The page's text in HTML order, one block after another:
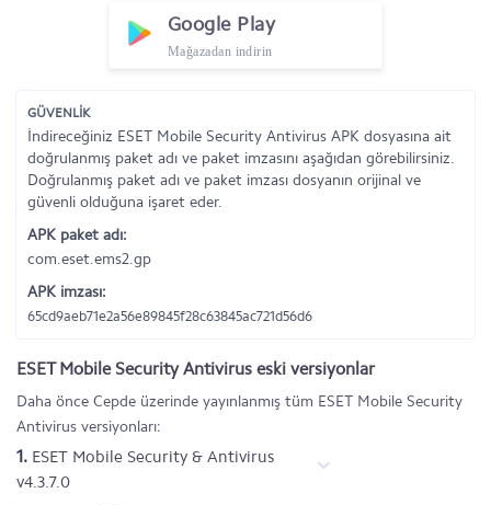
Google Play
Mağazadan indirin
GÜVENLİK
İndireceğiniz ESET Mobile Security Antivirus APK dosyasına ait
doğrulanmış paket adı ve paket imzasını aşağıdan görebilirsiniz.
Doğrulanmış paket adı ve paket imzası dosyanın orijinal ve
güvenli olduğuna işaret eder.
APK paket adı:
com.eset.ems2.gp
APK imzası:
65cd9aeb71e2a56e89845f28c63845ac721d56d6
ESET Mobile Security Antivirus eski versiyonlar
Daha önce Cepde üzerinde yayınlanmış tüm ESET Mobile Security
Antivirus versiyonları:
1. ESET Mobile Security & Antivirus
v4.3.7.0